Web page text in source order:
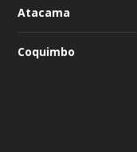
Atacama
Coquimbo